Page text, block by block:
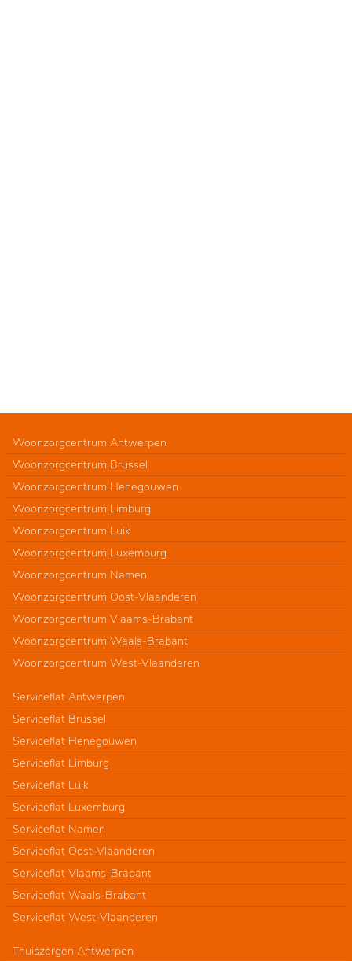
Woonzorgcentrum Antwerpen
Woonzorgcentrum Brussel
Woonzorgcentrum Henegouwen
Woonzorgcentrum Limburg
Woonzorgcentrum Luik
Woonzorgcentrum Luxemburg
Woonzorgcentrum Namen
Woonzorgcentrum Oost-Vlaanderen
Woonzorgcentrum Vlaams-Brabant
Woonzorgcentrum Waals-Brabant
Woonzorgcentrum West-Vlaanderen
Serviceflat Antwerpen
Serviceflat Brussel
Serviceflat Henegouwen
Serviceflat Limburg
Serviceflat Luik
Serviceflat Luxemburg
Serviceflat Namen
Serviceflat Oost-Vlaanderen
Serviceflat Vlaams-Brabant
Serviceflat Waals-Brabant
Serviceflat West-Vlaanderen
Thuiszorgen Antwerpen